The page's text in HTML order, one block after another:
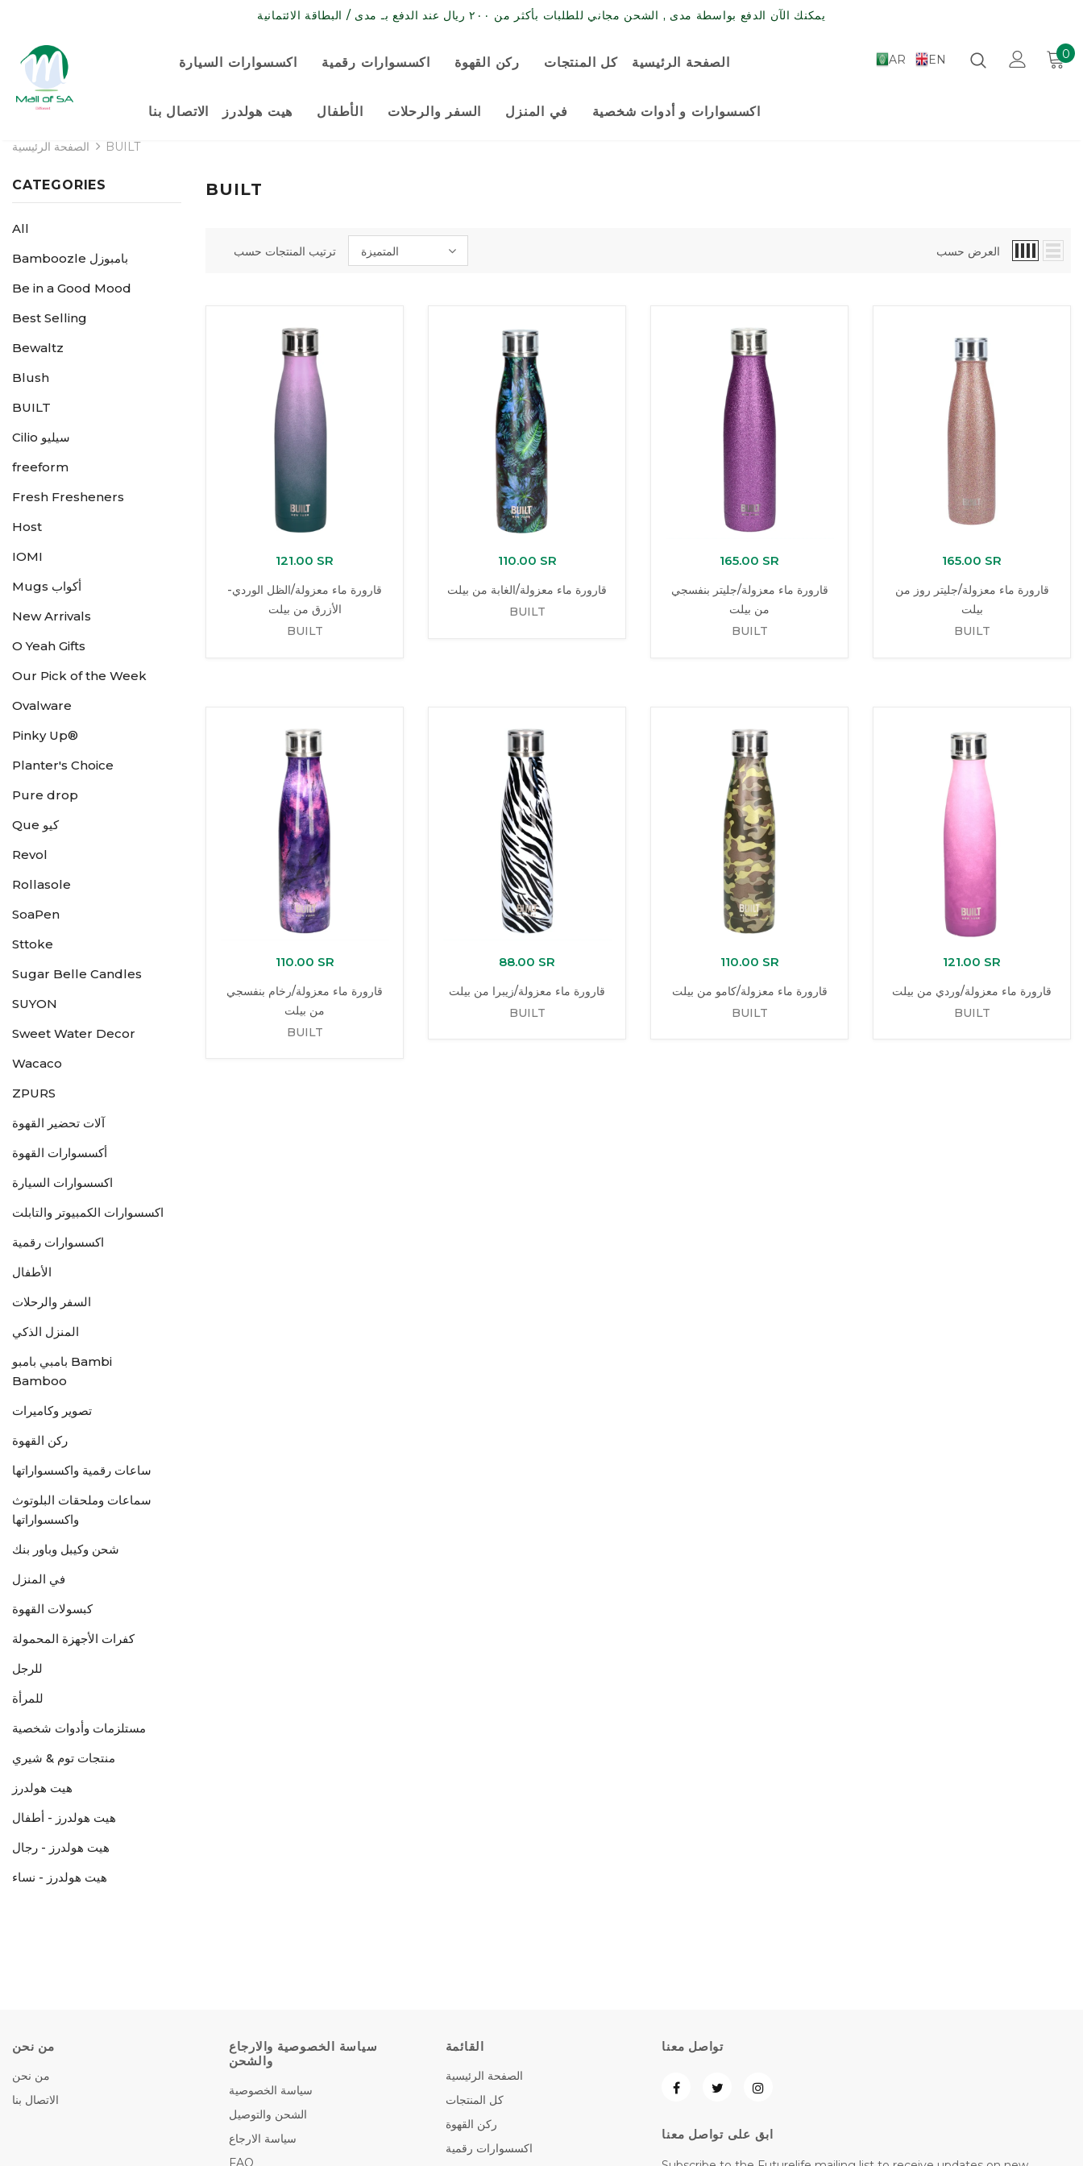
يمكنك الآن الدفع بواسطة مدى , الشحن مجاني للطلبات بأكثر من ٢٠٠ ريال عند الدفع بـ مدى / البطاقة الائتمانية
الصفحة الرئيسية كل المنتجات ركن القهوة اكسسوارات رقمية اكسسوارات السيارة
اكسسوارات و أدوات شخصية في المنزل السفر والرحلات الأطفال هيت هولدرز الاتصال بنا
AR EN 0
الصفحة الرئيسية BUILT
CATEGORIES
All
Bamboozle بامبوزل
Be in a Good Mood
Best Selling
Bewaltz
Blush
BUILT
Cilio سيليو
freeform
Fresh Fresheners
Host
IOMI
Mugs أكواب
New Arrivals
O Yeah Gifts
Our Pick of the Week
Ovalware
Pinky Up®
Planter's Choice
Pure drop
Que كيو
Revol
Rollasole
SoaPen
Sttoke
Sugar Belle Candles
SUYON
Sweet Water Decor
Wacaco
ZPURS
آلات تحضير القهوة
أكسسوارات القهوة
اكسسوارات السيارة
اكسسوارات الكمبيوتر والتابلت
اكسسوارات رقمية
الأطفال
السفر والرحلات
المنزل الذكي
بامبي بامبو Bambi
Bamboo
تصوير وكاميرات
ركن القهوة
ساعات رقمية واكسسواراتها
سماعات وملحقات البلوتوث
واكسسواراتها
شحن وكيبل وباور بنك
في المنزل
كبسولات القهوة
كفرات الأجهزة المحمولة
للرجل
للمرأة
مستلزمات وأدوات شخصية
منتجات توم & شيري
هيت هولدرز
هيت هولدرز - أطفال
هيت هولدرز - رجال
هيت هولدرز - نساء
BUILT
ترتيب المنتجات حسب المتميزة العرض حسب
121.00 SR
قارورة ماء معزولة/الظل الوردي-
الأزرق من بيلت
BUILT
110.00 SR
قارورة ماء معزولة/الغابة من بيلت
BUILT
165.00 SR
قارورة ماء معزولة/جليتر بنفسجي
من بيلت
BUILT
165.00 SR
قارورة ماء معزولة/جليتر روز من
بيلت
BUILT
110.00 SR
قارورة ماء معزولة/رخام بنفسجي
من بيلت
BUILT
88.00 SR
قارورة ماء معزولة/زيبرا من بيلت
BUILT
110.00 SR
قارورة ماء معزولة/كامو من بيلت
BUILT
121.00 SR
قارورة ماء معزولة/وردي من بيلت
BUILT
من نحن
من نحن
الاتصال بنا
سياسة الخصوصية والارجاع
والشحن
سياسة الخصوصية
الشحن والتوصيل
سياسة الارجاع
FAQ
القائمة
الصفحة الرئيسية
كل المنتجات
ركن القهوة
اكسسوارات رقمية
تواصل معنا
ابق على تواصل معنا